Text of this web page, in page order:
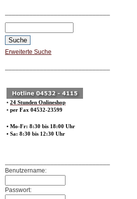
Erweiterte Suche
• 24 Stunden Onlineshop
• per Fax 04532-23599
• Mo-Fr: 8:30 bis 18:00 Uhr
• Sa: 8:30 bis 12:30 Uhr
Benutzername:
Passwort: